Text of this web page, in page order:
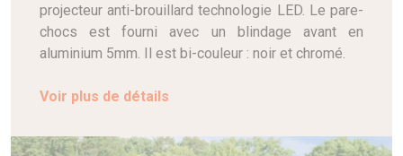
projecteur anti-brouillard technologie LED. Le pare-
chocs est fourni avec un blindage avant en
aluminium 5mm. Il est bi-couleur : noir et chromé.
Voir plus de détails